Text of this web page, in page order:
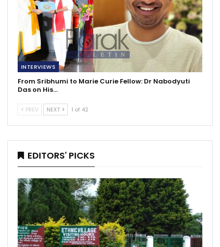
INTERVIEWS
From Sribhumi to Marie Curie Fellow: Dr Nabodyuti
Das on His…
PREV NEXT 1 of 42
EDITORS' PICKS